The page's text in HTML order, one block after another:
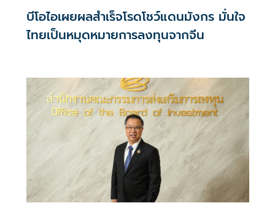
บีโอไอเผยผลสำเร็จโรดโชว์แดนมังกร มั่นใจ
ไทยเป็นหมุดหมายการลงทุนจากจีน